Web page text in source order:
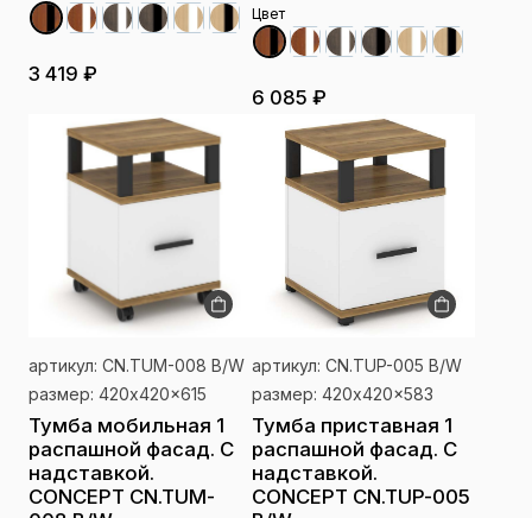
3 419 ₽
Цвет
6 085 ₽
артикул: CN.TUM-008 B/W
размер: 420x420x615
Тумба мобильная 1
распашной фасад. С
надставкой.
CONCEPT CN.TUM-
артикул: CN.TUP-005 B/W
размер: 420x420x583
Тумба приставная 1
распашной фасад. С
надставкой.
CONCEPT CN.TUP-005